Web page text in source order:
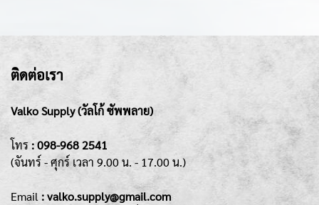
ติดต่อเรา
Valko Supply (วัลโก้ ซัพพลาย)
โทร :098-968 2541
(จันทร์ - ศุกร์เวลา 9.00 น. - 17.00 น.)
Email : valko.supply@gmail.com